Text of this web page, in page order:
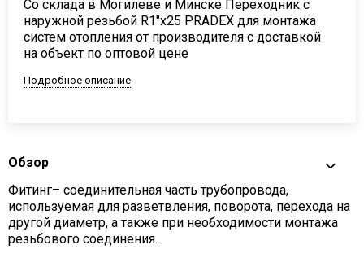
Со склада в Могилеве и Минске Переходник с
наружной резьбой R1"x25 PRADEX для монтажа
систем отопления от производителя с доставкой
на объект по оптовой цене
Подробное описание
Обзор
Фитинг– соединительная часть трубопровода,
используемая для разветвления, поворота, перехода на
другой диаметр, а также при необходимости монтажа
резьбового соединения.